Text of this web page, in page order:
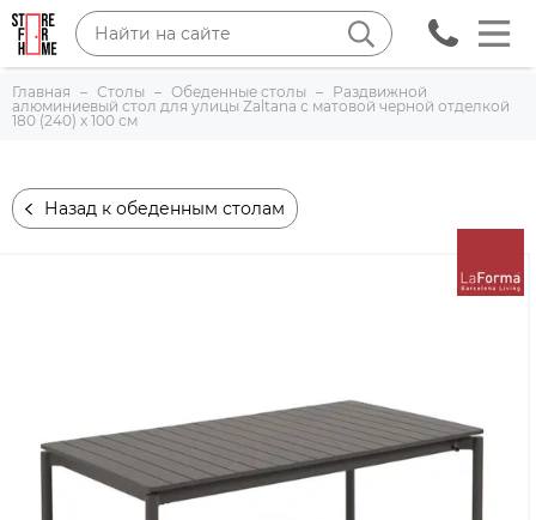
Главная Столы Обеденные столы
Раздвижной
алюминиевый стол для улицы Zaltana с матовой черной отделкой
180 (240) x 100 см
Назад к обеденным столам